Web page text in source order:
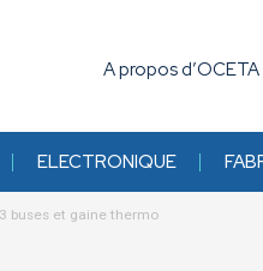
A propos d’OCETA
ELECTRONIQUE
buses et gaine thermo